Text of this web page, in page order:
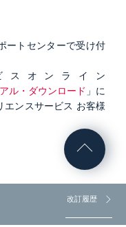
ートセンターで受け付
スオンライン
ル・ダウンロード 」に
エンスサービス お客様
改訂履歴